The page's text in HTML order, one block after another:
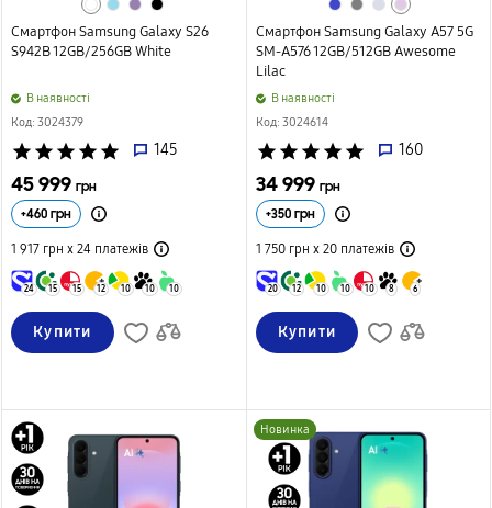
Смартфон Samsung Galaxy S26
S942B 12GB/256GB White
B наявності
Код: 3024379
star star star star star 145
45 999 грн
+460 грн
1 917 грн х 24 платежів
24 15 15 12 10 10 10
Купити
Смартфон Samsung Galaxy A57 5G
SM-A576 12GB/512GB Awesome
Lilac
B наявності
Код: 3024614
star star star star star 160
34 999 грн
+350грн
1 750 грн х 20платежів
20 12 10 10 10 8 6
Купити
Новинка